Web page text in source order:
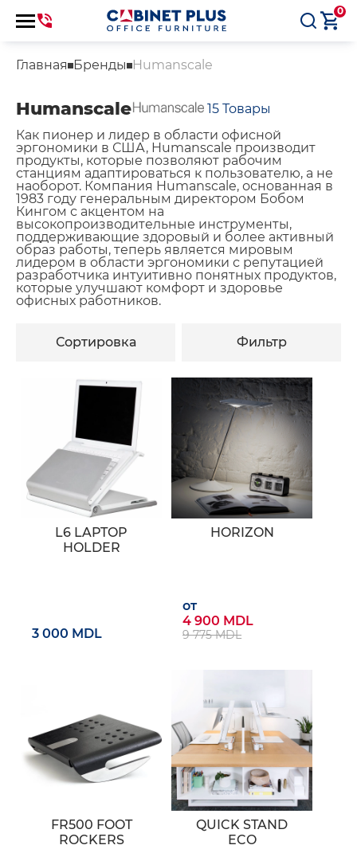
0
Главная Бренды Humanscale
Humanscale 15 Товары
Как пионер и лидер в области офисной
эргономики в США, Humanscale производит
продукты, которые позволяют рабочим
станциям адаптироваться к пользователю, а не
наоборот. Компания Humanscale, основанная в
1983 году генеральным директором Бобом
Кингом с акцентом на
высокопроизводительные инструменты,
поддерживающие здоровый и более активный
образ работы, теперь является мировым
лидером в области эргономики с репутацией
разработчика интуитивно понятных продуктов,
которые улучшают комфорт и здоровье
офисных работников.
Сортировка Фильтр
L6 LAPTOP
HOLDER
3 000 MDL
HORIZON
от
4 900 MDL
9 775 MDL
FR500 FOOT
ROCKERS
QUICK STAND
ECO